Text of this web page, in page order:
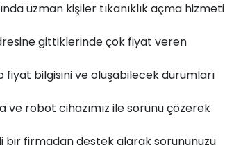
uzman kişiler tıkanıklık açma hizmeti
gittiklerinde çok fiyat veren
bilgisini ve oluşabilecek durumları
robot cihazımız ile sorunu çözerek
bir firmadan destek alarak sorununuzu